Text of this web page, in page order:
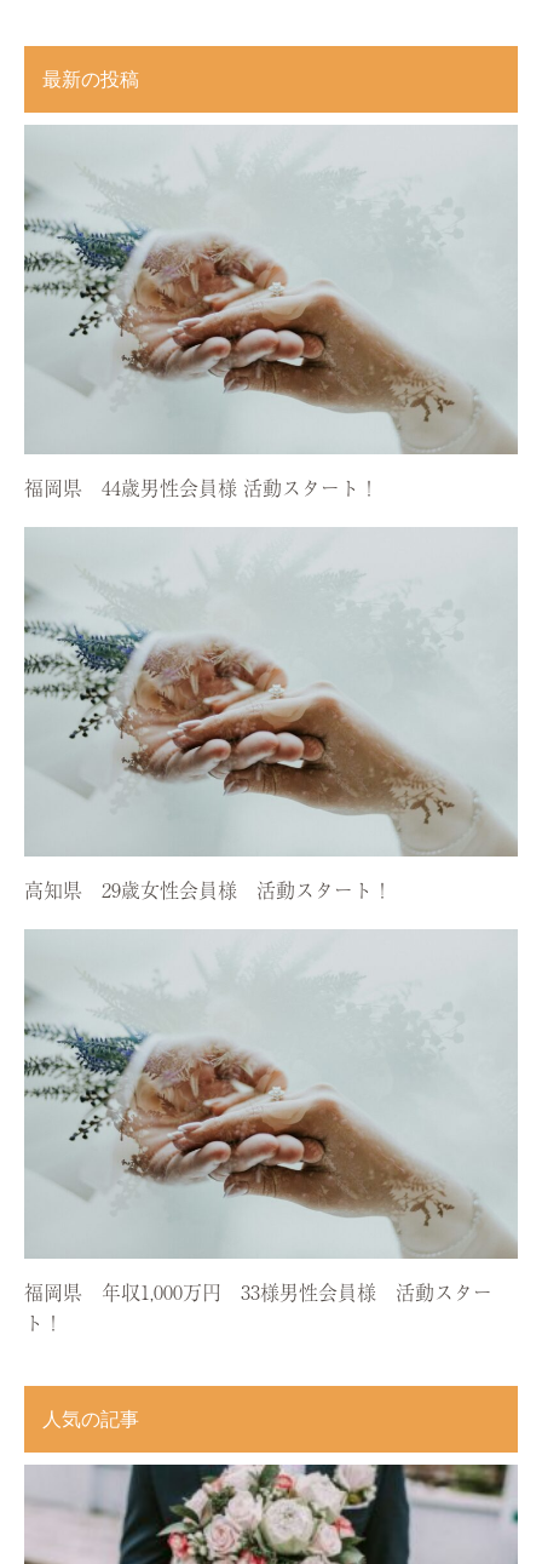
最新の投稿
福岡県 44歳男性会員様 活動スタート！
高知県 29歳女性会員様 活動スタート！
福岡県 年収1,000万円 33様男性会員様 活動スター
ト！
人気の記事